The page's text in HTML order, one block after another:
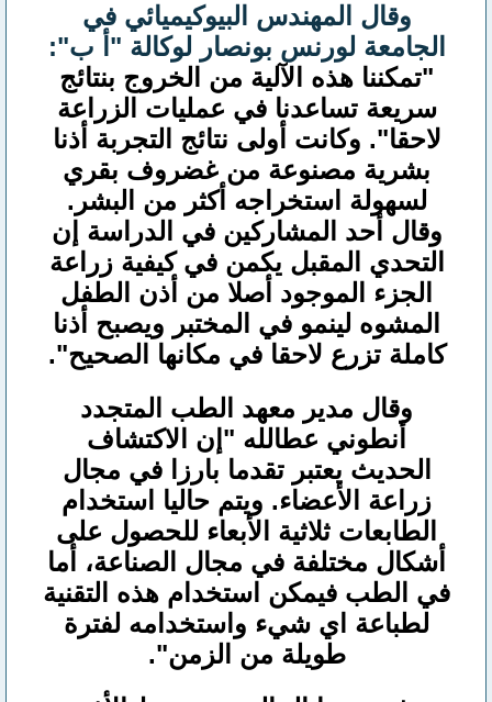
وقال المهندس البيوكيميائي في
الجامعة لورنس بونصار لوكالة "أ ب":
"تمكننا هذه الآلية من الخروج بنتائج
سريعة تساعدنا في عمليات الزراعة
لاحقا". وكانت أولى نتائج التجربة أذنا
بشرية مصنوعة من غضروف بقري
لسهولة استخراجه أكثر من البشر.
وقال أحد المشاركين في الدراسة إن
التحدي المقبل يكمن في كيفية زراعة
الجزء الموجود أصلا من أذن الطفل
المشوه لينمو في المختبر ويصبح أذنا
كاملة تزرع لاحقا في مكانها الصحيح".
وقال مدير معهد الطب المتجدد
أنطوني عطالله "إن الاكتشاف
الحديث يعتبر تقدما بارزا في مجال
زراعة الأعضاء. ويتم حاليا استخدام
الطابعات ثلاثية الأبعاء للحصول على
أشكال مختلفة في مجال الصناعة، أما
في الطب فيمكن استخدام هذه التقنية
لطباعة اي شيء واستخدامه لفترة
طويلة من الزمن".